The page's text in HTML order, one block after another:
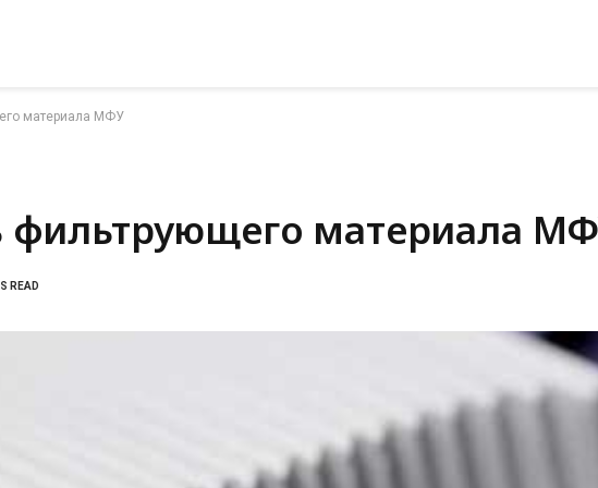
материала МФУ
фильтрующего материала
READ